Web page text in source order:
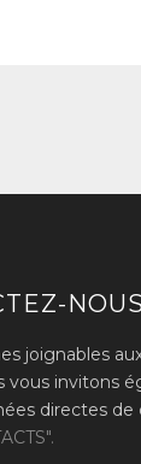
NOUS
joignables
vous invitons
directes de